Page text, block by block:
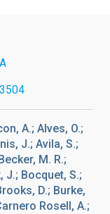
A.; Alves, O.;
J.; Avila, S.;
M. R.;
J.; Bocquet, S.;
D.; Burke,
Rosell, A.;